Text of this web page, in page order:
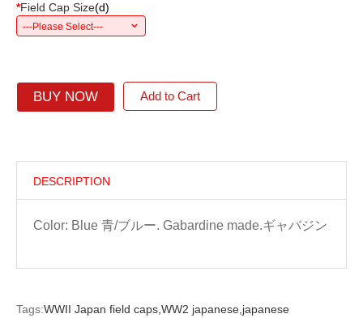
*Field Cap Size(d)
---Please Select---
BUY NOW Add to Cart
DESCRIPTION
Color: Blue 青/ブルー. Gabardine made.ギャバジン
Tags:WWII Japan field caps, WW2 japanese, japanese